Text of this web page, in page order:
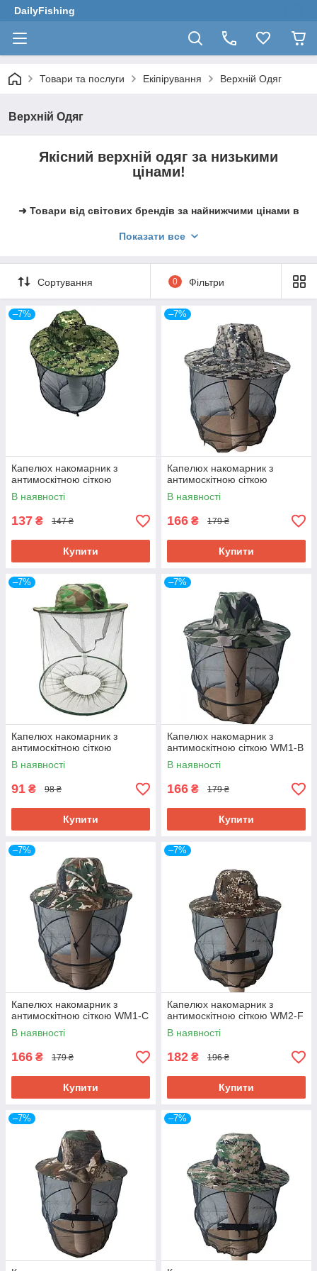
DailyFishing
Товари та послуги Екіпірування Верхній Одяг
Верхній Одяг
Якісний верхній одяг за низькими
цінами!
➜ Товари від світових брендів за найнижчими цінами в
➜ Заощаджуйте на доставці, зробивши замовлення від
Показати все
Сортування 0 Фільтри
–7%
Капелюх накомарник з
антимоскітною сіткою
В наявності
137 ₴ 147 ₴
Купити
–7%
Капелюх накомарник з
антимоскітною сіткою
В наявності
166 ₴ 179 ₴
Купити
–7%
Капелюх накомарник з
антимоскітною сіткою
В наявності
91 ₴ 98 ₴
Купити
–7%
Капелюх накомарник з
антимоскітною сіткою WM1-B
В наявності
166 ₴ 179 ₴
Купити
–7%
Капелюх накомарник з
антимоскітною сіткою WM1-C
В наявності
166 ₴ 179 ₴
Купити
–7%
Капелюх накомарник з
антимоскітною сіткою WM2-F
В наявності
182 ₴ 196 ₴
Купити
–7% –7%